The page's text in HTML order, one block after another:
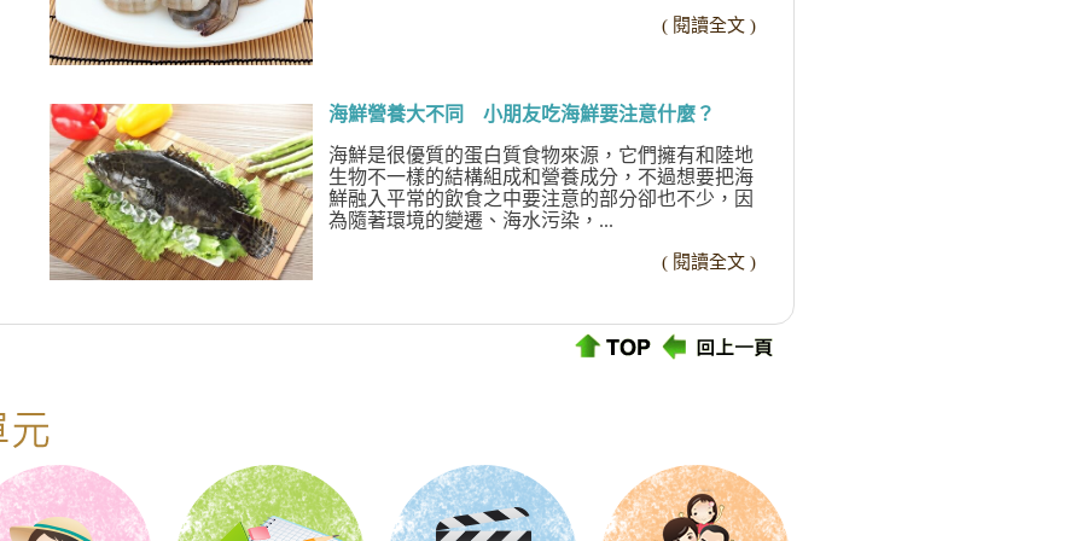
( 閱讀全文 )
海鮮營養大不同 小朋友吃海鮮要注意什麼？
海鮮是很優質的蛋白質食物來源，它們擁有和陸地
生物不一樣的結構組成和營養成分，不過想要把海
鮮融入平常的飲食之中要注意的部分卻也不少，因
為隨著環境的變遷、海水污染，...
( 閱讀全文 )